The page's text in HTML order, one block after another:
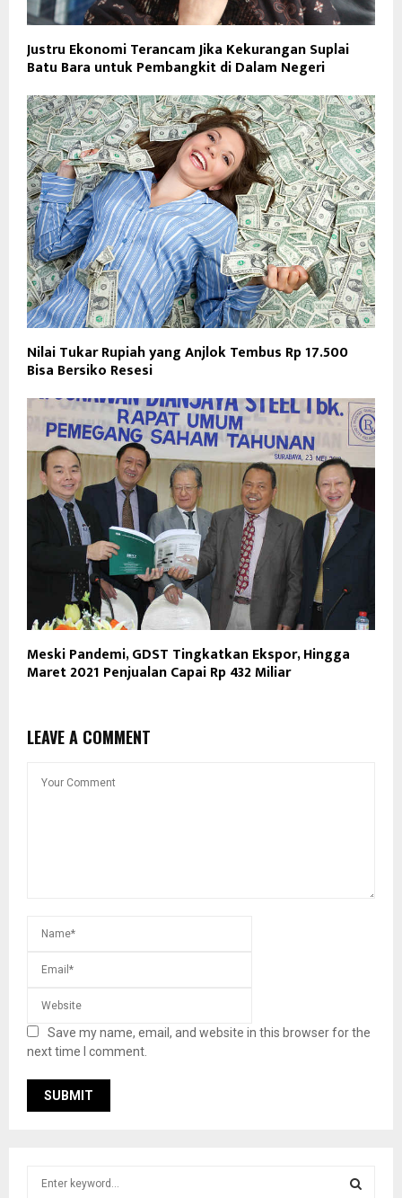
Justru Ekonomi Terancam Jika Kekurangan Suplai
Batu Bara untuk Pembangkit di Dalam Negeri
Nilai Tukar Rupiah yang Anjlok Tembus Rp 17.500
Bisa Bersiko Resesi
Meski Pandemi, GDST Tingkatkan Ekspor, Hingga
Maret 2021 Penjualan Capai Rp 432 Miliar
LEAVE A COMMENT
Save my name, email, and website in this browser for the
next time I comment.